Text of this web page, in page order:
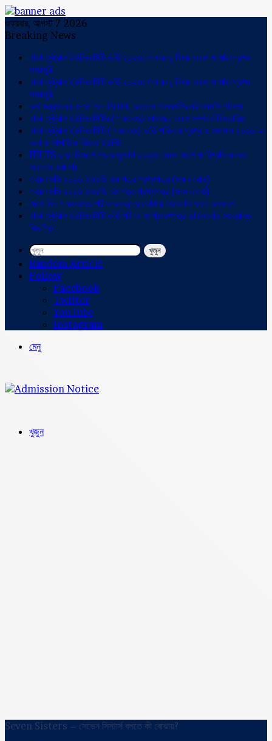
শুক্রবার, আগস্ট 7 2026
Breaking News
ঢাকা সেন্ট্রাল ইউনিভার্সিটি ভর্তি ২০২৬: ফলাফল, বিষয় চয়েস ও মাইগ্রেশন
সময়সূচি
ঢাকা সেন্ট্রাল ইউনিভার্সিটি ভর্তি ২০২৬: ফলাফল, বিষয় চয়েস ও মাইগ্রেশন
সময়সূচি
অর্থ মন্ত্রণালয়ে ৫৭৫ পদে নিয়োগ, আবেদন এসএসসি-এইচএসসি পাসেও
ঢাকা সেন্ট্রাল ইউনিভার্সিটির (৭ কলেজ) সাবজেক্ট চয়েস সম্পর্কে বিস্তারিত
ঢাকা সেন্ট্রাল ইউনিভার্সিটি (৭ কলেজ) ভর্তি পরিক্ষার প্রশ্ন ও সমাধান ২০২৬ –
কলা ও সামাজিক বিজ্ঞান ইউনিট
IELTS ছাড়া বিদেশে পড়ার সুযোগ ২০২৬: যেসব দেশে ও বিশ্ববিদ্যালয়ে
আবেদন করা যায়
এইচএসসি ২০২৬ ইংরেজি ২য় পত্র প্রশ্নপত্র (সকল বোর্ড)
এইচএসসি ২০২৬ ইংরেজি ১ম পত্র প্রশ্নপত্র (সকল বোর্ড)
দেখে নিন ৭ কলেজের পরীক্ষার কেন্দ্রে কোথায় থেকে কি ভাবে আসবেন
ঢাকা সেন্ট্রাল ইউনিভার্সিটি ভর্তি পরীক্ষা ও প্রবেশপত্র ডাউনলোড সংক্রান্ত
বিজ্ঞপ্তি
খুজুন
Random Article
Follow
Facebook
Twitter
YouTube
Instagram
মেনু
খুজুন
Seven Sisters – সেভেন সিস্টার্স বলতে কী বোঝায়?